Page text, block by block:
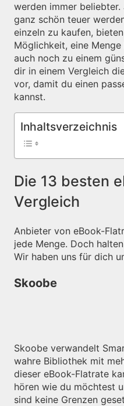
werden immer
ganz schön teuer
einzeln zu kaufen,
Möglichkeit, eine
auch noch zu einem
dir in einem Vergleich
vor, damit du einen
kannst.
Inhaltsverzeichnis
Die 13 besten
Vergleich
Anbieter von eBook-
jede Menge. Doch
Wir haben uns für dich
Skoobe
Skoobe verwandelt
wahre Bibliothek mit
dieser eBook-Flatrate
hören wie du möchtest
sind keine Grenzen